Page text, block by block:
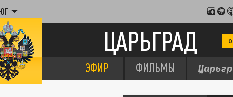
ЮГ
ЦАРЬГРАД
ЭФИР ФИЛЬМЫ